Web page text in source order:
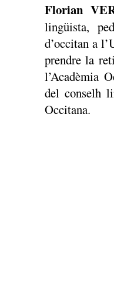
Florian
lingüista,
d’occitan a
prendre la
l’Acadèmia
del conselh
Occitana.